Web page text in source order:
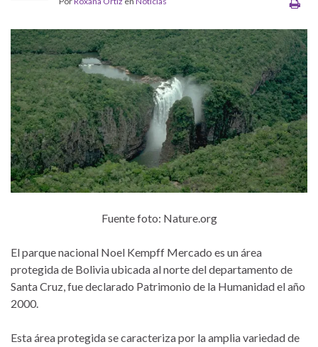
Fuente foto: Nature.org
El parque nacional Noel Kempff Mercado es un área
protegida de Bolivia ubicada al norte del departamento de
Santa Cruz, fue declarado Patrimonio de la Humanidad el año
2000.
Esta área protegida se caracteriza por la amplia variedad de